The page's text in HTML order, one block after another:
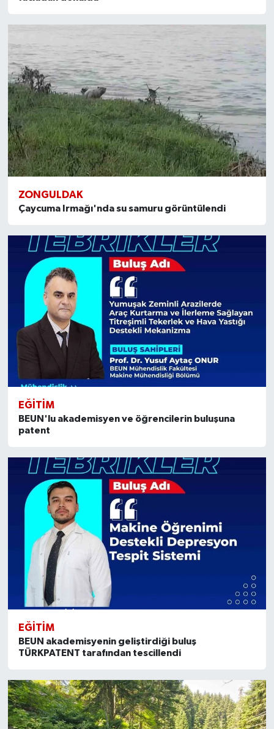
ZONGULDAK
Çaycuma Irmağı'nda su samuru görüntülendi
EĞİTİM
BEUN'lu akademisyen ve öğrencilerin buluşuna
patent
EĞİTİM
BEUN akademisyenin geliştirdiği buluş
TÜRKPATENT tarafından tescillendi